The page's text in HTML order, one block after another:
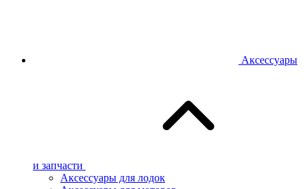
Аксессуары
и запчасти
Аксессуары для лодок